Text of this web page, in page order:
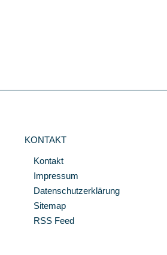
KONTAKT
Kontakt
Impressum
Datenschutzerklärung
Sitemap
RSS Feed